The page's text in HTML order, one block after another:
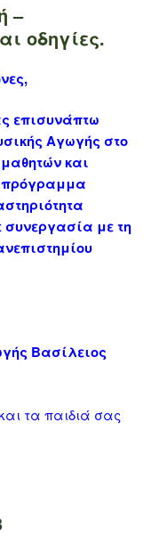
–
οδηγίες.
επισυνάπτω
Αγωγής στο
και
πρόγραμμα
με τη
Βασίλειος
τα παιδιά σας